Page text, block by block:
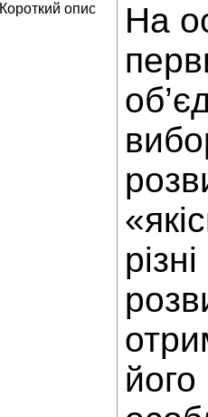
Короткий опис
На
його